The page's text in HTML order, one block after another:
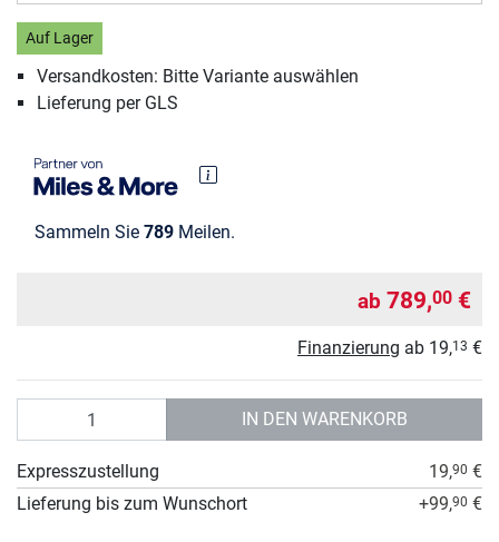
Auf Lager
Versandkosten: Bitte Variante auswählen
Lieferung per GLS
Sammeln Sie 789 Meilen.
ab 789,00 €
Finanzierung ab 19,13 €
IN DEN WARENKORB
Expresszustellung 19,90 €
Lieferung bis zum Wunschort
+99,90 €